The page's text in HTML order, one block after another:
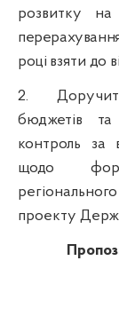
розвитку
році взяти до
2. Доручити
бюджетів та
контроль за
щодо
проекту